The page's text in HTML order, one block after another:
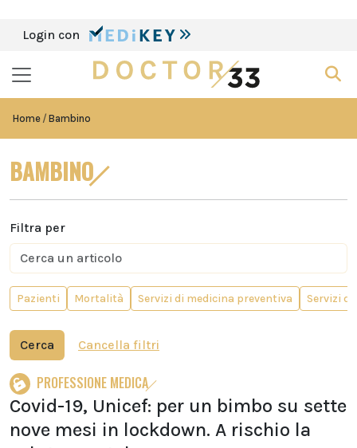
Login con
Home Bambino
BAMBINO
Filtra per
Pazienti Mortalità Servizi di medicina preventiva Servizi di
Cerca Cancella filtri
PROFESSIONE MEDICA
Covid-19, Unicef: per un bimbo su sette
nove mesi in lockdown. A rischio la